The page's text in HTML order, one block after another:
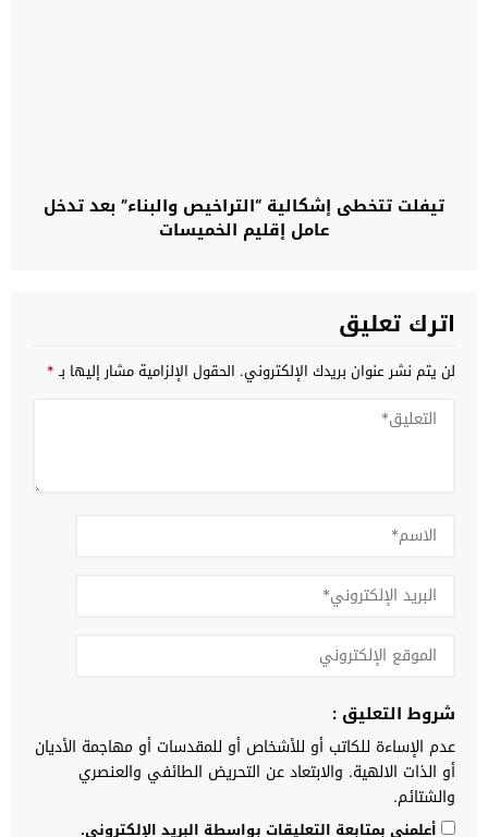
تيفلت تتخطى إشكالية “التراخيص والبناء” بعد تدخل
عامل إقليم الخميسات
اترك تعليق
لن يتم نشر عنوان بريدك الإلكتروني. الحقول الإلزامية مشار إليها بـ*
شروط التعليق :
عدم الإساءة للكاتب أو للأشخاص أو للمقدسات أو مهاجمة الأديان
أو الذات الالهية. والابتعاد عن التحريض الطائفي والعنصري
والشتائم.
أعلمني بمتابعة التعليقات بواسطة البريد الإلكتروني.